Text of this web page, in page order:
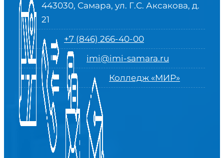
443030, Самара, ул. Г.С. Аксакова, д.
21
+7 (846) 266-40-00
imi@imi-samara.ru
Колледж «МИР»